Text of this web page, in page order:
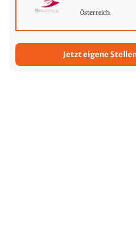
Österreich
Jetzt eigene